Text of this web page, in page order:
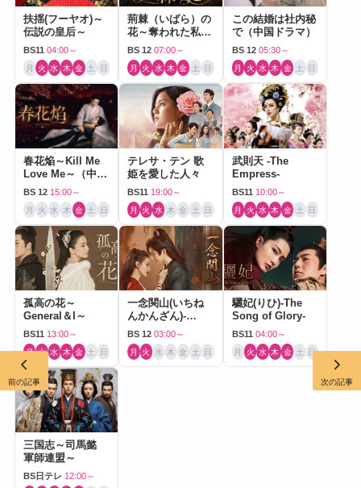
扶揺(フーヤオ)～
伝説の皇后～
BS11 04:00～
月 火 水 木 金 土 日
荊棘（いばら）の
花～奪われた私～
（中国ドラマ）
BS 12 07:00～
月 火 水 木 金 土 日
この結婚は社内秘
で（中国ドラマ）
BS 12 05:30～
月 火 水 木 金 土 日
春花焔～Kill Me
Love Me～（中国
ドラマ）
BS 12 15:00～
月 火 水 木 金 土 日
テレサ・テン 歌
姫を愛した人々
BS11 19:00～
月 火 水 木 金 土 日
武則天 -The
Empress-
BS11 10:00～
月 火 水 木 金 土 日
孤高の花～
General＆I～
BS11 13:00～
月 火 水 木 金 土 日
一念関山(いちね
んかんざん)-
Journey to Love-
BS 12 03:00～
月 火 水 木 金 土 日
驪妃(りひ)-The
Song of Glory-
BS11 04:00～
月 火 水 木 金 土 日
三国志～司馬懿
軍師連盟～
BS日テレ 12:00～
前の記事 次の記事